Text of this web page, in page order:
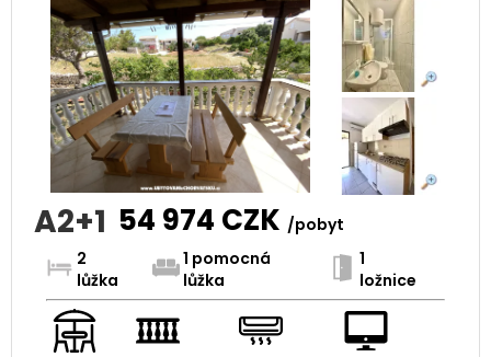
A2+1 54 974 CZK /pobyt
2
lůžka
1 pomocná
lůžka
1
ložnice